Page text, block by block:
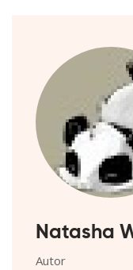
Natasha
Autor